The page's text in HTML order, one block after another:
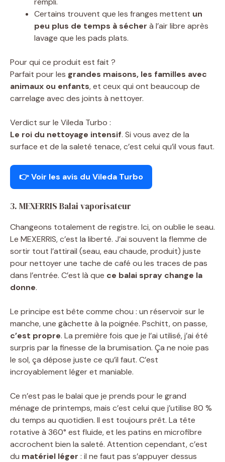
Certains trouvent que les franges mettent un
peu plus de temps à sécher à l’air libre après
lavage que les pads plats.
Pour qui ce produit est fait ?
Parfait pour les grandes maisons, les familles avec
animaux ou enfants, et ceux qui ont beaucoup de
carrelage avec des joints à nettoyer.
Verdict sur le Vileda Turbo :
Le roi du nettoyage intensif. Si vous avez de la
surface et de la saleté tenace, c’est celui qu’il vous faut.
👉 Voir les avis du Vileda Turbo
3. MEXERRIS Balai vaporisateur
Changeons totalement de registre. Ici, on oublie le seau.
Le MEXERRIS, c’est la liberté. J’ai souvent la flemme de
sortir tout l’attirail (seau, eau chaude, produit) juste
pour nettoyer une tache de café ou les traces de pas
dans l’entrée. C’est là que ce balai spray change la
donne.
Le principe est bête comme chou : un réservoir sur le
manche, une gâchette à la poignée. Pschitt, on passe,
c’est propre. La première fois que je l’ai utilisé, j’ai été
surpris par la finesse de la brumisation. Ça ne noie pas
le sol, ça dépose juste ce qu’il faut. C’est
incroyablement léger et maniable.
Ce n’est pas le balai que je prends pour le grand
ménage de printemps, mais c’est celui que j’utilise 80 %
du temps au quotidien. Il est toujours prêt. La tête
rotative à 360° est fluide, et les patins en microfibre
accrochent bien la saleté. Attention cependant, c’est
du matériel léger : il ne faut pas s’appuyer dessus